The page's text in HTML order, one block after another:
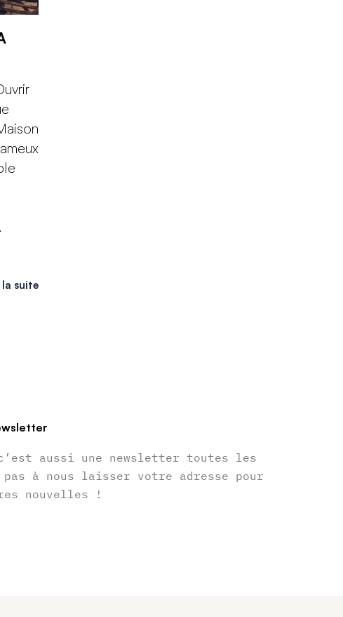
la suite
aussi une newsletter toutes les
pas à nous laisser votre adresse pour
nouvelles !